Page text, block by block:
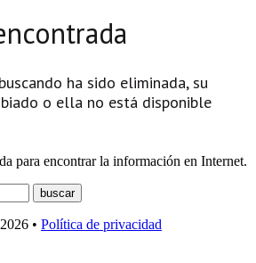
ha sido eliminada, su
o ella no está disponible
para encontrar la información en Internet.
• Política de privacidad